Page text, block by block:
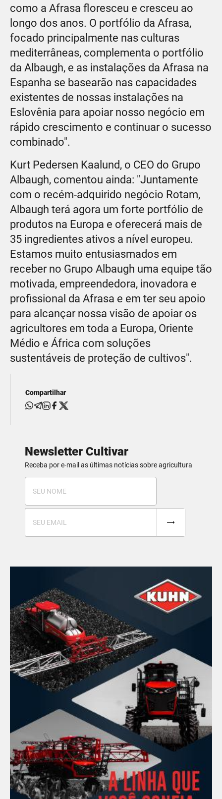
como a Afrasa floresceu e cresceu ao
longo dos anos. O portfólio da Afrasa,
focado principalmente nas culturas
mediterrâneas, complementa o portfólio
da Albaugh, e as instalações da Afrasa na
Espanha se basearão nas capacidades
existentes de nossas instalações na
Eslovênia para apoiar nosso negócio em
rápido crescimento e continuar o sucesso
combinado".
Kurt Pedersen Kaalund, o CEO do Grupo
Albaugh, comentou ainda: "Juntamente
com o recém-adquirido negócio Rotam,
Albaugh terá agora um forte portfólio de
produtos na Europa e oferecerá mais de
35 ingredientes ativos a nível europeu.
Estamos muito entusiasmados em
receber no Grupo Albaugh uma equipe tão
motivada, empreendedora, inovadora e
profissional da Afrasa e em ter seu apoio
para alcançar nossa visão de apoiar os
agricultores em toda a Europa, Oriente
Médio e África com soluções
sustentáveis de proteção de cultivos".
Compartilhar
Newsletter Cultivar
Receba por e-mail as últimas notícias sobre agricultura